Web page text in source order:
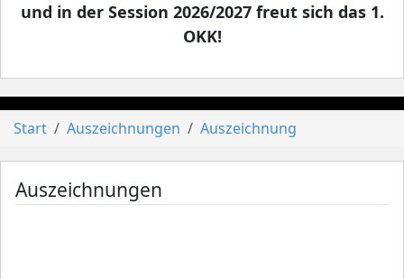
und in der Session 2026/2027 freut sich das 1.
OKK!
Start Auszeichnungen Auszeichnung
Auszeichnungen